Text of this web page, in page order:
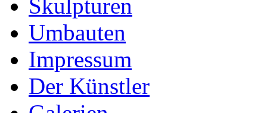
Skulpturen
Umbauten
Impressum
Der Künstler